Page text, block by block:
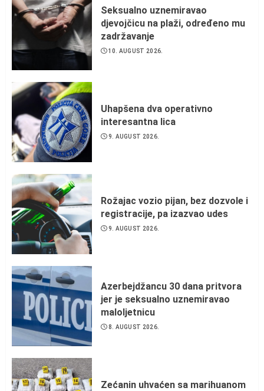
Seksualno uznemiravao
djevojčicu na plaži, određeno mu
zadržavanje
10. AUGUST 2026.
Uhapšena dva operativno
interesantna lica
9. AUGUST 2026.
Rožajac vozio pijan, bez dozvole i
registracije, pa izazvao udes
9. AUGUST 2026.
Azerbejdžancu 30 dana pritvora
jer je seksualno uznemiravao
maloljetnicu
8. AUGUST 2026.
Zećanin uhvaćen sa marihuanom